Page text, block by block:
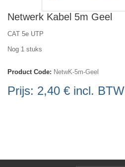
Netwerk Kabel 5m Geel
CAT 5e UTP
Nog 1 stuks
Product Code: NetwK-5m-Geel
Prijs: 2,40 € incl. BTW